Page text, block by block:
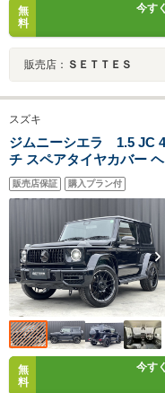
無
料
今す
販売店： ＳＥＴＴＥＳ
スズキ
ジムニーシエラ 1.5 JC
チ スペアタイヤカバー
ートカバー
販売店保証 購入プラン付
無
料
今す